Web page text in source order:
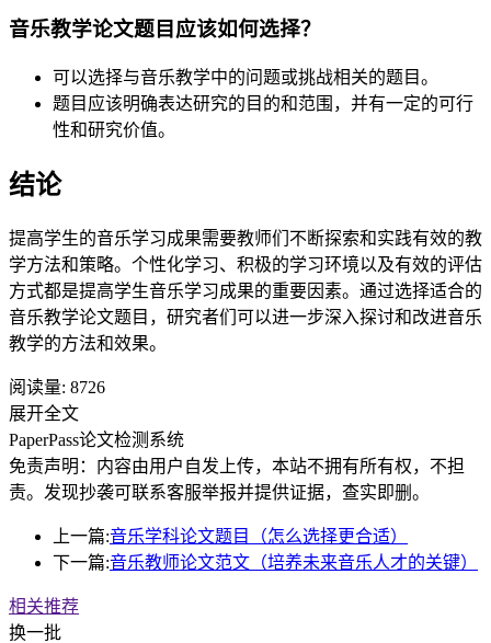
音乐教学论文题目应该如何选择？
可以选择与音乐教学中的问题或挑战相关的题目。
题目应该明确表达研究的目的和范围，并有一定的可行
性和研究价值。
结论
提高学生的音乐学习成果需要教师们不断探索和实践有效的教
学方法和策略。个性化学习、积极的学习环境以及有效的评估
方式都是提高学生音乐学习成果的重要因素。通过选择适合的
音乐教学论文题目，研究者们可以进一步深入探讨和改进音乐
教学的方法和效果。
阅读量: 8726
展开全文
PaperPass论文检测系统
免责声明：内容由用户自发上传，本站不拥有所有权，不担
责。发现抄袭可联系客服举报并提供证据，查实即删。
上一篇:音乐学科论文题目（怎么选择更合适）
下一篇:音乐教师论文范文（培养未来音乐人才的关键）
相关推荐
换一批